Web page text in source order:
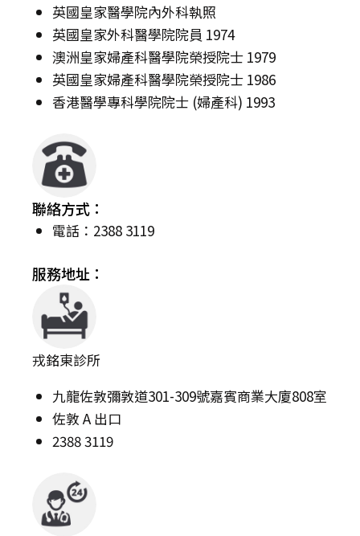
英國皇家醫學院內外科執照
英國皇家外科醫學院院員 1974
澳洲皇家婦產科醫學院榮授院士 1979
英國皇家婦產科醫學院榮授院士 1986
香港醫學專科學院院士 (婦產科) 1993
聯絡方式：
電話：2388 3119
服務地址：
戎銘東診所
九龍佐敦彌敦道301-309號嘉賓商業大廈808室
佐敦 A 出口
2388 3119